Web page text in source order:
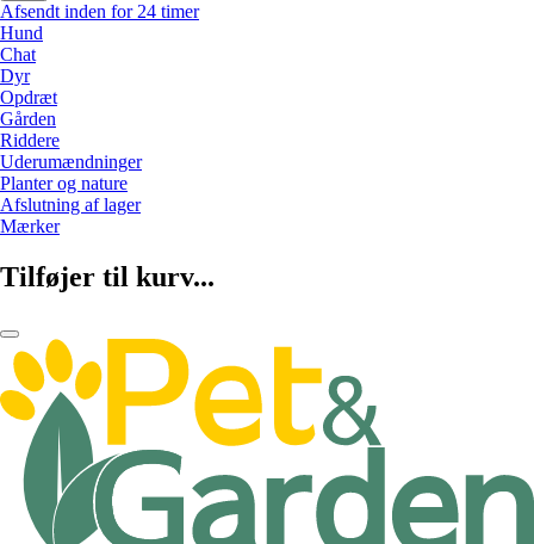
Afsendt inden for 24 timer
Hund
Chat
Dyr
Opdræt
Gården
Riddere
Uderumændninger
Planter og nature
Afslutning af lager
Mærker
Tilføjer til kurv...